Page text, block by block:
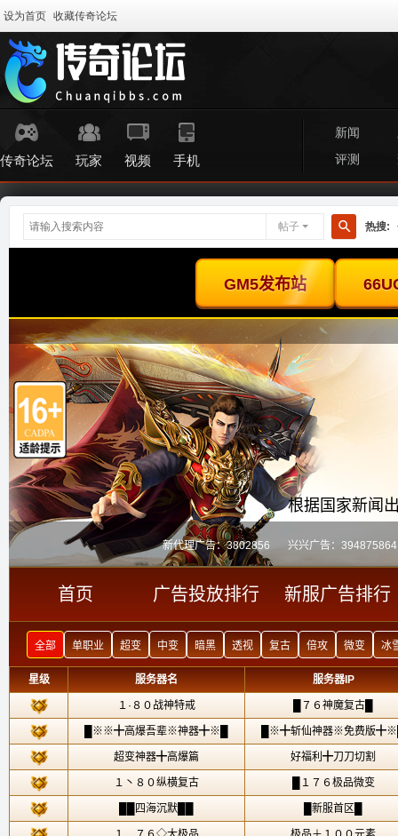
设为首页 收藏传奇论坛
传奇论坛 玩家 视频 手机
新闻
评测
帖子
搜
热搜: